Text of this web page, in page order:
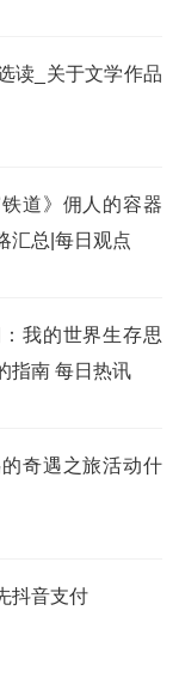
读_关于文学作品
道》佣人的容器
汇总|每日观点
我的世界生存思
指南 每日热讯
奇遇之旅活动什
抖音支付